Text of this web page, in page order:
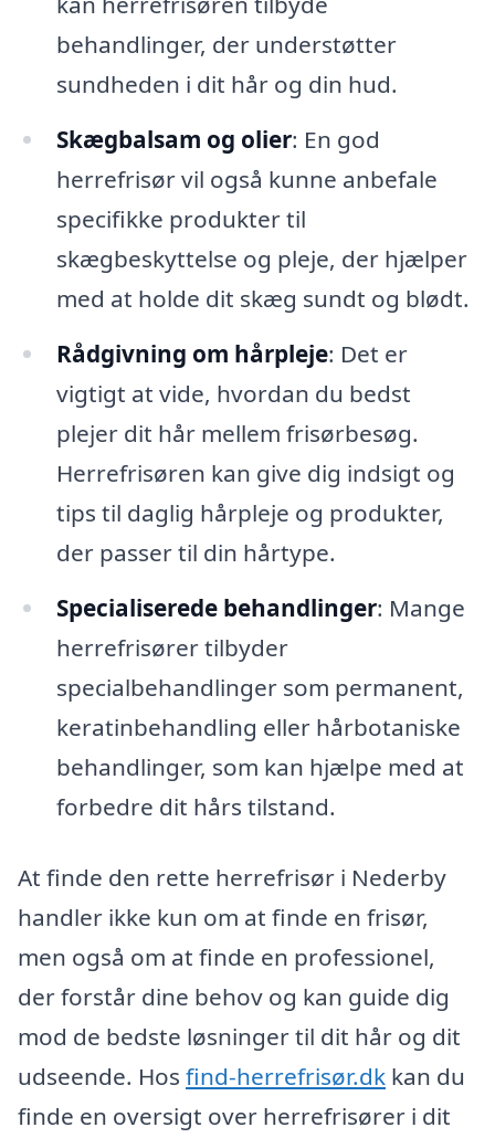
behandlinger, der understøtter
sundheden i dit hår og din hud.
Skægbalsam og olier: En god
herrefrisør vil også kunne anbefale
specifikke produkter til
skægbeskyttelse og pleje, der hjælper
med at holde dit skæg sundt og blødt.
Rådgivning om hårpleje: Det er
vigtigt at vide, hvordan du bedst
plejer dit hår mellem frisørbesøg.
Herrefrisøren kan give dig indsigt og
tips til daglig hårpleje og produkter,
der passer til din hårtype.
Specialiserede behandlinger: Mange
herrefrisører tilbyder
specialbehandlinger som permanent,
keratinbehandling eller hårbotaniske
behandlinger, som kan hjælpe med at
forbedre dit hårs tilstand.
At finde den rette herrefrisør i Nederby
handler ikke kun om at finde en frisør,
men også om at finde en professionel,
der forstår dine behov og kan guide dig
mod de bedste løsninger til dit hår og dit
udseende. Hos find-herrefrisør.dk kan du
finde en oversigt over herrefrisører i dit